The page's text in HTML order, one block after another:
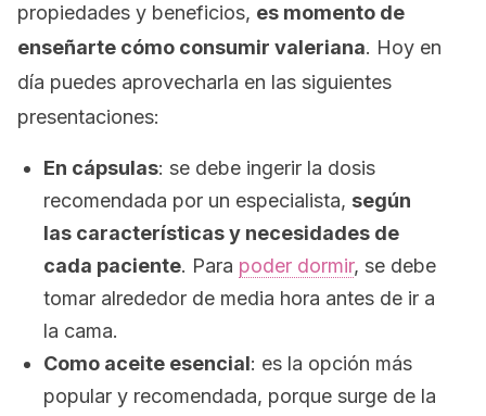
propiedades y beneficios, es momento de
enseñarte cómo consumir valeriana. Hoy en
día puedes aprovecharla en las siguientes
presentaciones:
En cápsulas: se debe ingerir la dosis
recomendada por un especialista, según
las características y necesidades de
cada paciente. Para poder dormir, se debe
tomar alrededor de media hora antes de ir a
la cama.
Como aceite esencial: es la opción más
popular y recomendada, porque surge de la